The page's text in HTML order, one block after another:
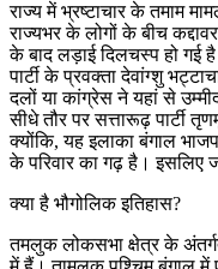
राज्य में भ्रष्टाचार के तमाम
राज्यभर के लोगों के बीच
के बाद लड़ाई दिलचस्प हो गई
पार्टी के प्रवक्ता देवांग्शु
दलों या कांग्रेस ने यहां से
सीधे तौर पर सत्तारूढ़ पार्टी
क्योंकि, यह इलाका बंगाल
के परिवार का गढ़ है। इसलिए
क्या है भौगोलिक इतिहास?
तमलुक लोकसभा क्षेत्र के